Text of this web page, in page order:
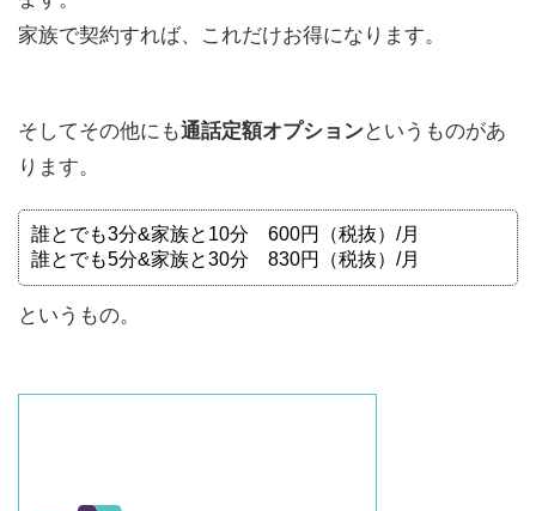
家族で契約すれば、これだけお得になります。
そしてその他にも通話定額オプションというものがあ
ります。
誰とでも3分&家族と10分 600円（税抜）/月
誰とでも5分&家族と30分 830円（税抜）/月
というもの。